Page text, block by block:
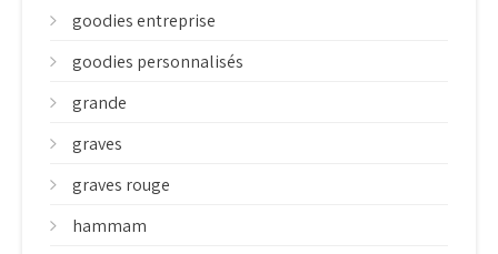
goodies entreprise
goodies personnalisés
grande
graves
graves rouge
hammam